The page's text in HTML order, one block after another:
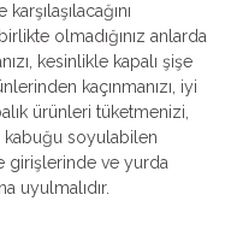
olmadığınız anlarda
kesinlikle kapalı şişe
kaçınmanızı, iyi
ürünleri tüketmenizi,
kabuğu soyulabilen
girişlerinde ve yurda
uyulmalıdır.